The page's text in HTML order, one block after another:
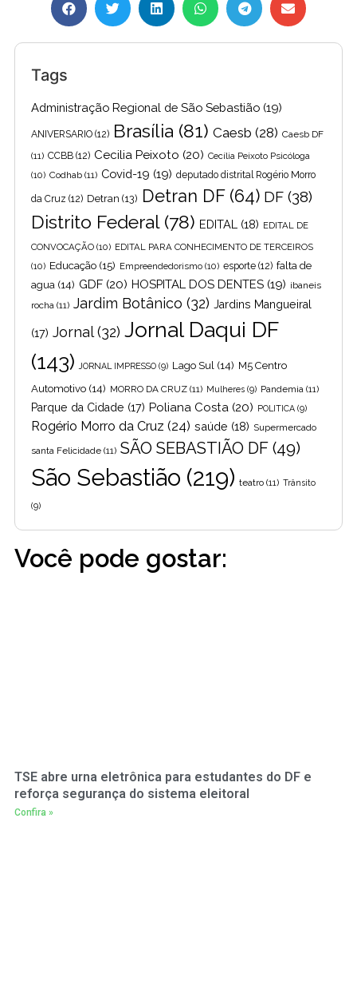
Tags
Administração Regional de São Sebastião (19)
ANIVERSARIO (12) Brasília (81) Caesb (28) Caesb DF
(11) CCBB (12) Cecilia Peixoto (20) Cecília Peixoto Psicóloga
(10) Codhab (11) Covid-19 (19) deputado distrital Rogério Morro
da Cruz (12) Detran (13) Detran DF(64) DF (38)
Distrito Federal(78) EDITAL (18) EDITAL DE
CONVOCAÇÃO (10) EDITAL PARA CONHECIMENTO DE TERCEIROS
(10) Educação (15) Empreendedorismo (10) esporte (12) falta de
agua (14) GDF (20) HOSPITAL DOS DENTES (19) ibaneis
rocha (11) Jardim Botânico (32) Jardins Mangueiral
(17) Jornal(32) Jornal Daqui DF
(143)
JORNAL IMPRESSO (9) Lago Sul (14) M5 Centro
Automotivo (14) MORRO DA CRUZ (11) Mulheres (9) Pandemia (11)
Parque da Cidade (17) Poliana Costa (20) POLITICA (9)
Rogério Morro da Cruz (24) saúde (18) Supermercado
santa Felicidade (11) SÃO SEBASTIÃO DF (49)
São Sebastião (219) teatro (11) Trânsito
(9)
Você pode gostar:
TSE abre urna eletrônica para estudantes do DF e
reforça segurança do sistema eleitoral
Confira »